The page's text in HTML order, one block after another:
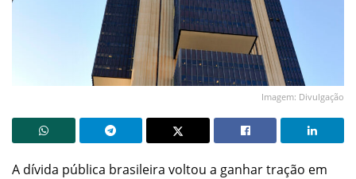
Imagem: Divulgação
A dívida pública brasileira voltou a ganhar tração em